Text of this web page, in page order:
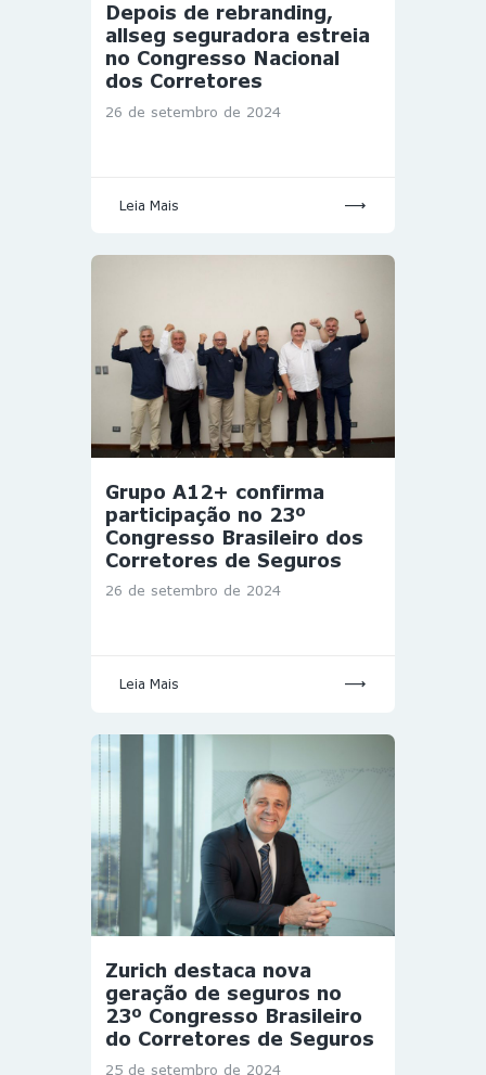
Depois de rebranding,
allseg seguradora estreia
no Congresso Nacional
dos Corretores
26 de setembro de 2024
Leia Mais
Grupo A12+ confirma
participação no 23º
Congresso Brasileiro dos
Corretores de Seguros
26 de setembro de 2024
Leia Mais
Zurich destaca nova
geração de seguros no
23º Congresso Brasileiro
do Corretores de Seguros
25 de setembro de 2024